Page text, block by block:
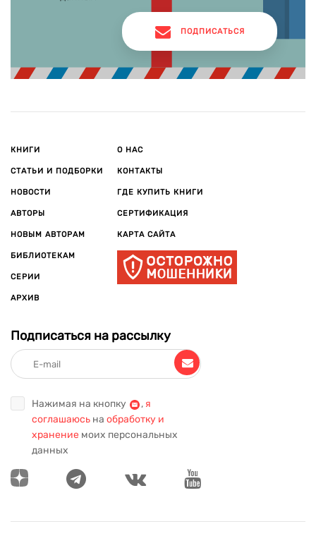
ПОДПИСАТЬСЯ
КНИГИ
СТАТЬИ И ПОДБОРКИ
НОВОСТИ
АВТОРЫ
НОВЫМ АВТОРАМ
БИБЛИОТЕКАМ
СЕРИИ
АРХИВ
О НАС
КОНТАКТЫ
ГДЕ КУПИТЬ КНИГИ
СЕРТИФИКАЦИЯ
КАРТА САЙТА
Подписаться на рассылку
Нажимая на кнопку , я
соглашаюсь на обработку и
хранение моих персональных
данных